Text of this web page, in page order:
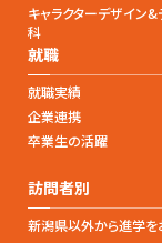
キャラクターデザイン&
科
就職
就職実績
企業連携
卒業生の活躍
訪問者別
新潟県以外から進学